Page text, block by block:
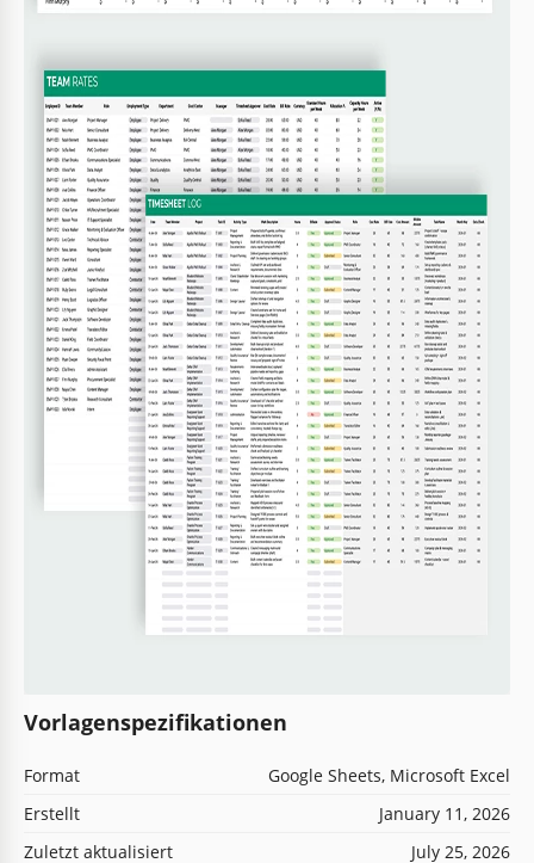
Vorlagenspezifikationen
Format
Google Sheets, Microsoft Excel
Erstellt
January 11, 2026
Zuletzt aktualisiert
July 25, 2026